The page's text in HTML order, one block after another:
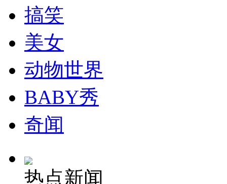
纽约上演“枕头大战”
司机酒驾遇交警 急速倒车逃窜
搞笑
美女
动物世界
BABY秀
奇闻
热点新闻